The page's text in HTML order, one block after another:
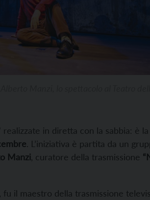
in diretta con la sabbia: è
. L’iniziativa è partita da un
Manzi , curatore della trasmissione
il maestro della trasmissione